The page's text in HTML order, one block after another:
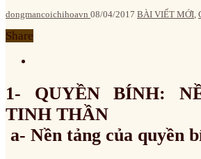
dongmancoichihoavn 08/04/2017 BÀI VIẾT MỚI
Share
1- QUYỀN BÍNH:
TINH THẦN
a- Nền tảng của quyền